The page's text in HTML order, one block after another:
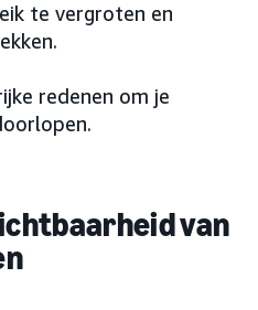
te vergroten en
redenen om je
van